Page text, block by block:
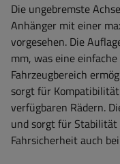
Die ungebremste
Anhänger mit einer
vorgesehen. Die
mm, was eine
Fahrzeugbereich
sorgt für
verfügbaren Rädern.
und sorgt für Stabilität
Fahrsicherheit auch